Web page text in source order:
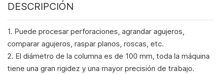
DESCRIPCIÓN
1. Puede procesar perforaciones, agrandar agujeros,
comparar agujeros, raspar planos, roscas, etc.
2. El diámetro de la columna es de 100 mm, toda la máquina
tiene una gran rigidez y una mayor precisión de trabajo.